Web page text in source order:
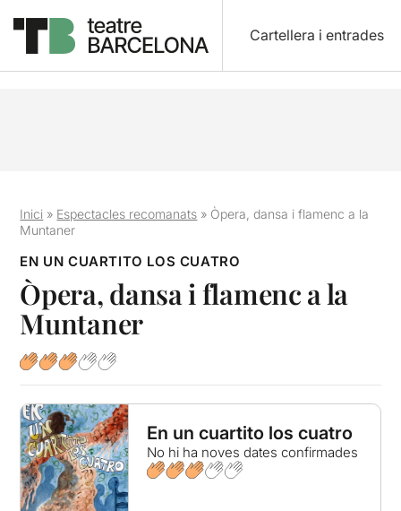
Cartellera i entrades
Inici » Espectacles recomanats » Òpera, dansa i flamenc a la
Muntaner
EN UN CUARTITO LOS CUATRO
Òpera, dansa i flamenc a la
Muntaner
En un cuartito los cuatro
No hi ha noves dates confirmades